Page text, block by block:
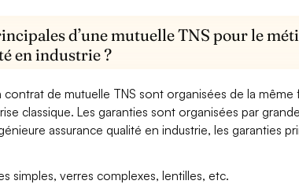
d’une mutuelle TNS pour le
en industrie ?
contrat de mutuelle TNS sont organisées de la
classique. Les garanties sont organisées par
assurance qualité en industrie, les garanties
simples, verres complexes, lentilles, etc.